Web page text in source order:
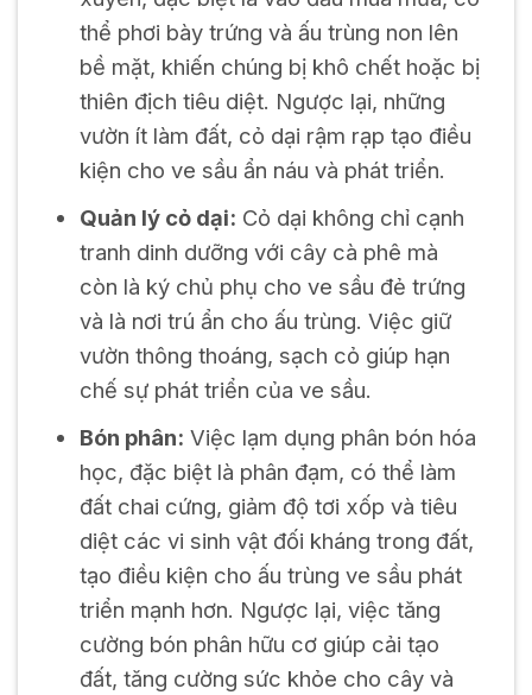
thể phơi bày trứng và ấu trùng non lên
bề mặt, khiến chúng bị khô chết hoặc bị
thiên địch tiêu diệt. Ngược lại, những
vườn ít làm đất, cỏ dại rậm rạp tạo điều
kiện cho ve sầu ẩn náu và phát triển.
Quản lý cỏ dại: Cỏ dại không chỉ cạnh
tranh dinh dưỡng với cây cà phê mà
còn là ký chủ phụ cho ve sầu đẻ trứng
và là nơi trú ẩn cho ấu trùng. Việc giữ
vườn thông thoáng, sạch cỏ giúp hạn
chế sự phát triển của ve sầu.
Bón phân: Việc lạm dụng phân bón hóa
học, đặc biệt là phân đạm, có thể làm
đất chai cứng, giảm độ tơi xốp và tiêu
diệt các vi sinh vật đối kháng trong đất,
tạo điều kiện cho ấu trùng ve sầu phát
triển mạnh hơn. Ngược lại, việc tăng
cường bón phân hữu cơ giúp cải tạo
đất, tăng cường sức khỏe cho cây và